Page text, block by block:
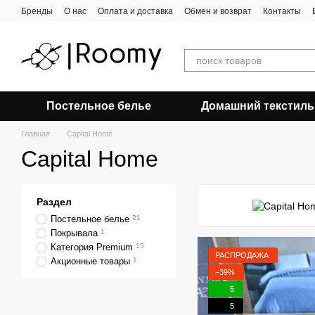
Перейти к основному контенту
Бренды О нас Оплата и доставка Обмен и возврат Контакты
Постельное белье Домашний текстиль
Главная Capital Home
Capital Home
РАСПРОДАЖА
−39%
5
5
Раздел
Постельное белье 21
Покрывала 1
Категория Premium 15
Акционные товары 1